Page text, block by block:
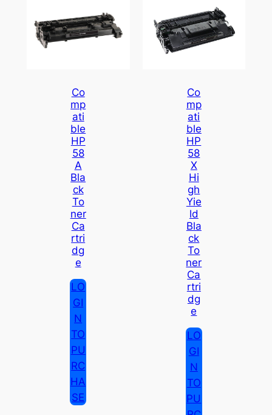
Co
Mp
Ati
Ble
HP
58
A
Bla
Ck
To
Ner
Ca
Rtri
Dg
E
LO
GI
N
TO
PU
RC
HA
SE
Co
Mp
Ati
Ble
HP
58
X
Hi
Gh
Yie
Ld
Bla
Ck
To
Ner
Ca
Rtri
Dg
E
LO
GI
N
TO
PU